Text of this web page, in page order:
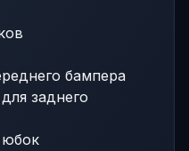
бампера
заднего
юбок